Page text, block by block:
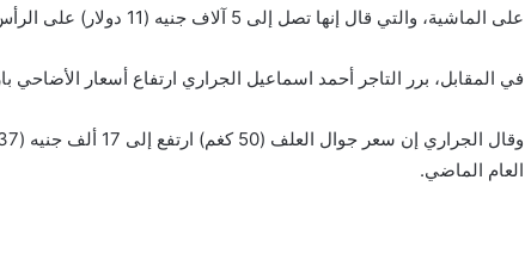
على الماشية، والتي قال إنها تصل إلى 5 آلاف جنيه (11 دولار) على الرأس الواحد.
في المقابل، برر التاجر أحمد اسماعيل الجراري ارتفاع أسعار الأضاحي
العام الماضي.